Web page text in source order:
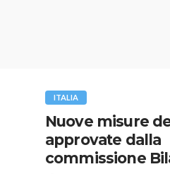
ITALIA
Nuove misure
approvate dalla
commissione